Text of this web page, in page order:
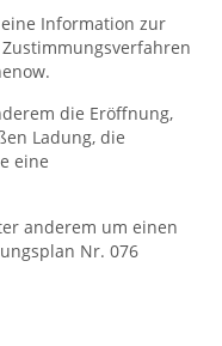
Information zur
die Eröffnung,
Ladung, die
eine
anderem um einen
Nr. 076